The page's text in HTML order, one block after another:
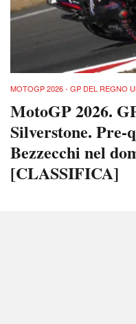
MOTOGP 2026 - GP DEL REGNO
MotoGP 2026.
Silverstone.
Bezzecchi nel
[CLASSIFICA]